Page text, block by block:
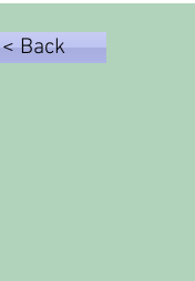
< Back